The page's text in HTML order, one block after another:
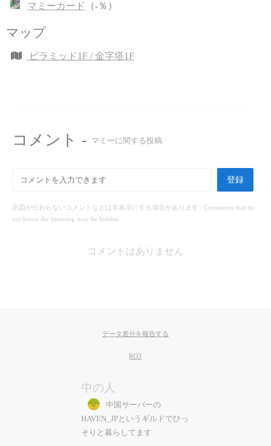
マミーカード
（-％）
マップ
ピラミッド1F / 金字塔1F
コメント - マミーに関する投稿
登録
意図が伝わらないコメントなどは非表示にする場合があります / Comments that do
not know the meaning may be hidden.
コメントはありません
データ差分を報告する
RO3
中の人
中国サーバーの
HAVEN_JPというギルドでひっ
そりと暮らしてます